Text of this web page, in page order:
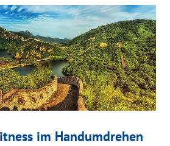
im Handumdrehen